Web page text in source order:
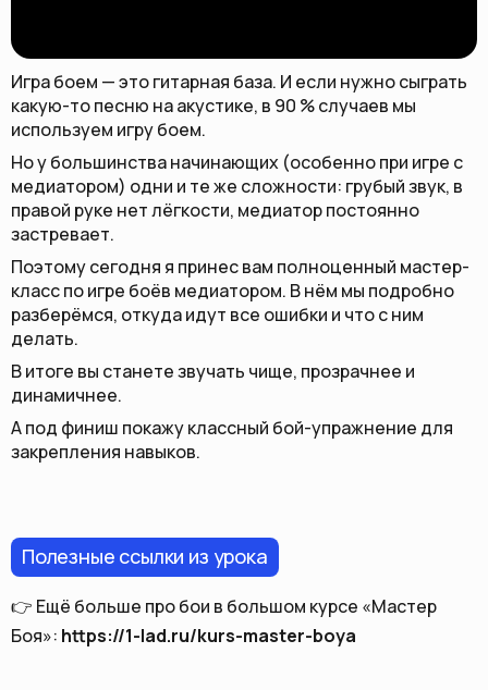
Игра боем — это гитарная база. И если нужно сыграть
какую-то песню на акустике, в 90 % случаев мы
используем игру боем.
Но у большинства начинающих (особенно при игре с
медиатором) одни и те же сложности: грубый звук, в
правой руке нет лёгкости, медиатор постоянно
застревает.
Поэтому сегодня я принес вам полноценный мастер-
класс по игре боёв медиатором. В нём мы подробно
разберёмся, откуда идут все ошибки и что с ним
делать.
В итоге вы станете звучать чище, прозрачнее и
динамичнее.
А под финиш покажу классный бой-упражнение для
закрепления навыков.
Полезные ссылки из урока
👉 Ещё больше про бои в большом курсе «Мастер
Боя»: https://1-lad.ru/kurs-master-boya